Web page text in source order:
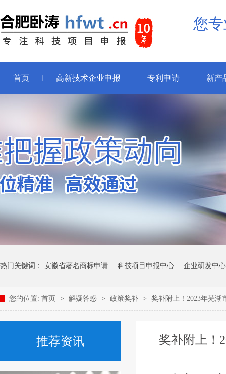
您
首页 高新技术企业申报 专利申请 新产
热门关键词： 安徽省著名商标申请 科技项目申报中心 企业研发中
您的位置: 首页 > 解疑答惑 > 政策奖补 > 奖补附上！2023年芜湖
奖补附上！
推荐资讯